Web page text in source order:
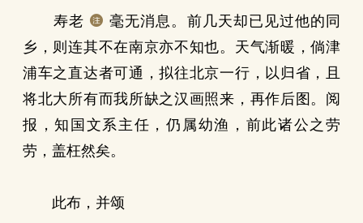
寿老
毫无消息。前几天却已见过他的同
乡，则连其不在南京亦不知也。天气渐暖，倘津
浦车之直达者可通，拟往北京一行，以归省，且
将北大所有而我所缺之汉画照来，再作后图。阅
报，知国文系主任，仍属幼渔，前此诸公之劳
劳，盖枉然矣。
此布，并颂